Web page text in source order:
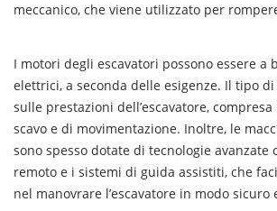
meccanico, che viene utilizzato per
I motori degli escavatori possono essere a
elettrici, a seconda delle esigenze. Il tipo
sulle prestazioni dell’escavatore,
scavo e di movimentazione. Inoltre, le
sono spesso dotate di tecnologie avanzate
remoto e i sistemi di guida assistiti, che
nel manovrare l’escavatore in modo sicuro